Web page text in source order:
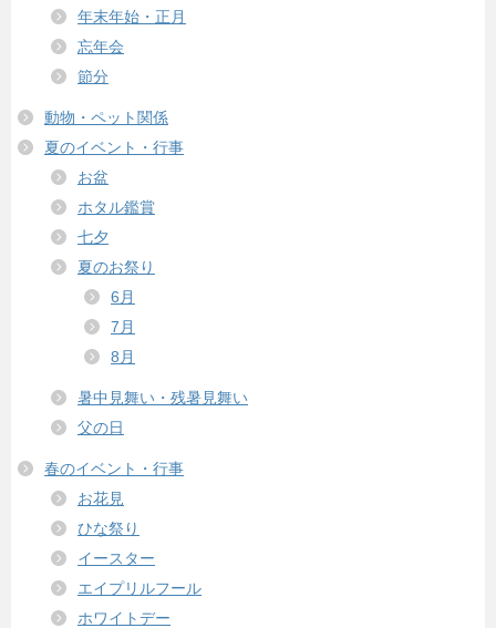
年末年始・正月
忘年会
節分
動物・ペット関係
夏のイベント・行事
お盆
ホタル鑑賞
七夕
夏のお祭り
6月
7月
8月
暑中見舞い・残暑見舞い
父の日
春のイベント・行事
お花見
ひな祭り
イースター
エイプリルフール
ホワイトデー